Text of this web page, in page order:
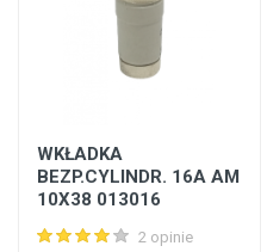
WKŁADKA
BEZP.CYLINDR. 16A AM
10X38 013016
2 opinie